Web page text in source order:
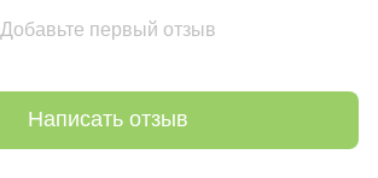
Добавьте первый отзыв
Написать отзыв